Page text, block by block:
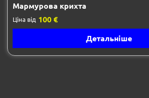
Мармурова крихта
Ціна від 100 €
Детальніше